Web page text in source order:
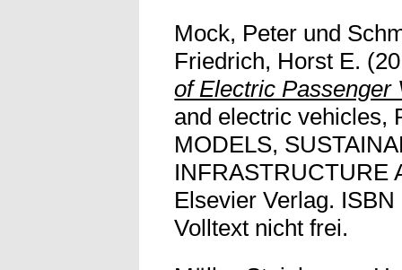
Mock, Peter und
Friedrich, Horst E.
of Electric Passenger
and electric vehicles,
MODELS,
INFRASTRUCTURE
Elsevier Verlag.
Volltext nicht frei.